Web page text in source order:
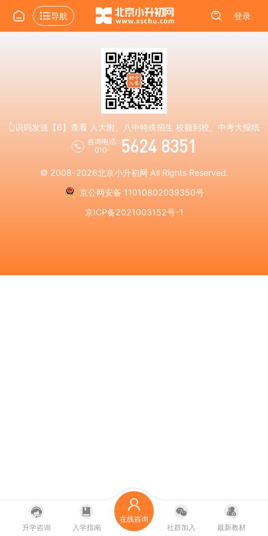
导航 登录
👆识码发送【6】查看 人大附、八中特殊招生 校额到校、中考大报纸
咨询电话:
010-
5624 8351
© 2008-2026北京小升初网 All Rights Reserved.
京公网安备 11010802039350号
京ICP备2021003152号-1
升学咨询 入学指南
在线咨询
社群加入
最新教材